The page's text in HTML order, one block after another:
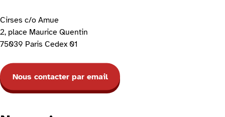
Cirses c/o Amue
2, place Maurice Quentin
75039 Paris Cedex 01
Nous contacter par email